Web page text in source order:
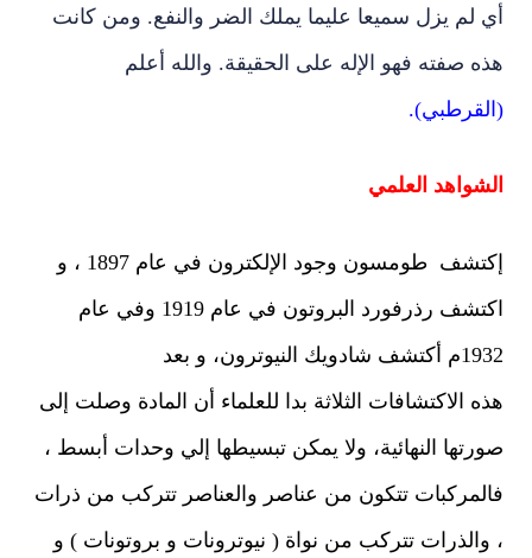
أي لم يزل سميعا عليما يملك الضر والنفع. ومن كانت
هذه صفته فهو الإله على الحقيقة. والله أعلم
(القرطبي).
الشواهد العلمي
إكتشف
طومسون وجود الإلكترون في عام 1897 ، و
اكتشف رذرفورد البروتون في عام 1919 وفي عام
1932م أكتشف شادويك النيوترون، و بعد
هذه الاكتشافات الثلاثة بدا للعلماء أن المادة وصلت إلى
صورتها النهائية، ولا يمكن تبسيطها إلي وحدات أبسط ،
فالمركبات تتكون من عناصر والعناصر تتركب من ذرات
، والذرات تتركب من نواة ( نيوترونات و بروتونات ) و